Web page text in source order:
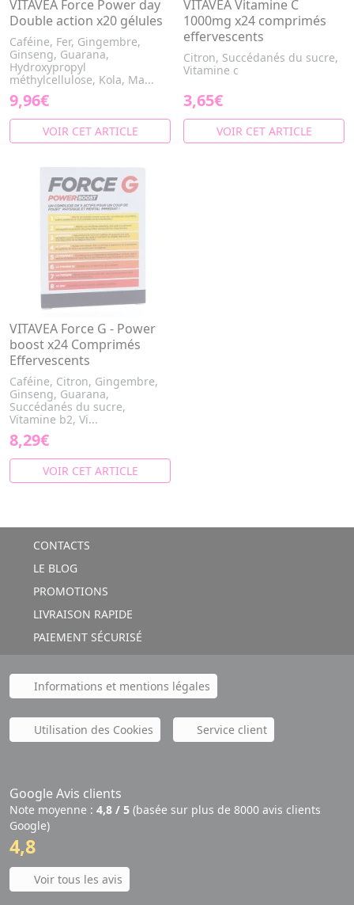
VITAVEA Force Power day
Double action x20 gélules
Caféine, Fer, Gingembre,
Ginseng, Guarana,
Hydroxypropyl
méthylcellulose, Kola, Ma...
9,96€
VOIR CET ARTICLE
VITAVEA Vitamine C
1000mg x24 comprimés
effervescents
Citron, Succédanés du sucre,
Vitamine c
3,65€
VOIR CET ARTICLE
VITAVEA Force G - Power
boost x24 Comprimés
Effervescents
Caféine, Citron, Gingembre,
Ginseng, Guarana,
Succédanés du sucre,
Vitamine b2, Vi...
8,29€
VOIR CET ARTICLE
CONTACTS
LE BLOG
PROMOTIONS
LIVRAISON RAPIDE
PAIEMENT SÉCURISÉ
Informations et mentions légales
Utilisation des Cookies Service client
Google Avis clients
Note moyenne : 4,8 / 5 (basée sur plus de 8000 avis clients
Google)
4,8
Voir tous les avis